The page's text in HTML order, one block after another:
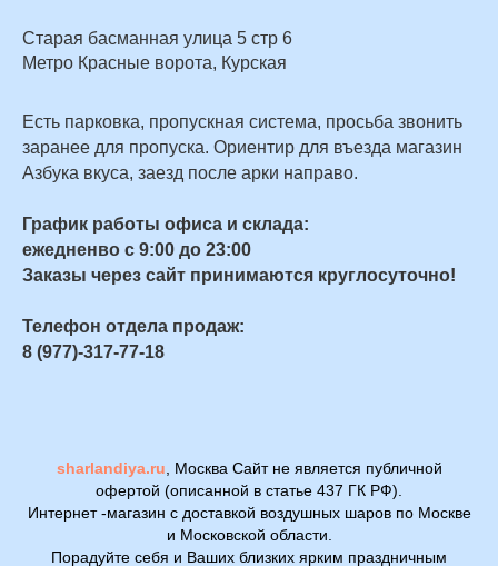
Старая басманная улица 5 стр 6
Метро Красные ворота, Курская
Есть парковка, пропускная система, просьба звонить
заранее для пропуска. Ориентир для въезда магазин
Азбука вкуса, заезд после арки направо.
График работы офиса и склада:
ежедненво с 9:00 до 23:00
Заказы через сайт принимаются круглосуточно!
Телефон отдела продаж:
8 (977)-317-77-18
sharlandiya.ru , Москва Сайт не является публичной
офертой (описанной в статье 437 ГК РФ).
Интернет -магазин с доставкой воздушных шаров по Москве
и Московской области.
Порадуйте себя и Ваших близких ярким праздничным